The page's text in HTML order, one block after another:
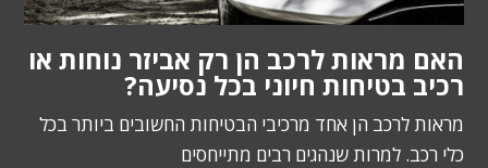
האם מראות לרכב הן רק אביזר נוחות או
רכיב בטיחות חיוני בכל נסיעה?
מראות לרכב הן אחד מרכיבי הבטיחות החשובים ביותר בכל
כלי רכב. למרות שנהגים רבים מתייחסים